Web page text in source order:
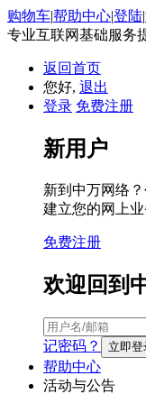
购物车|帮助中心|登陆|
专业互联网基础服务
返回首页
您好, 退出
登录 免费注册
新用户
新到中万网络
建立您的网上
免费注册
欢迎回到
记密码？
帮助中心
活动与公告